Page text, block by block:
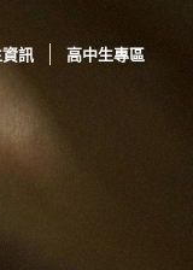
訊 高中生專區